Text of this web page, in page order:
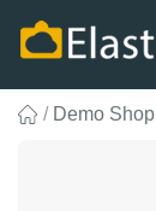
Demo Shop